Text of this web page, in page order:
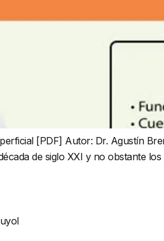
[PDF] Autor: Dr. Agustín
de siglo XXI y no obstante